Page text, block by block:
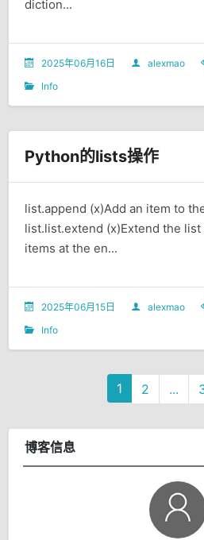
diction...
2025年06月16日 alexmao
Info
Python的lists操作
list.append (x)Add an item to
list.list.extend (x)Extend the
items at the en...
2025年06月15日 alexmao
Info
1 2 ...
博客信息